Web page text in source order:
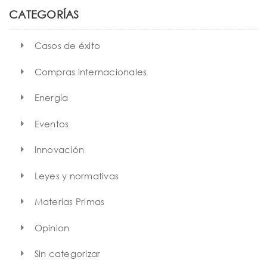
h
CATEGORÍAS
Casos de éxito
Compras internacionales
Energía
Eventos
Innovación
Leyes y normativas
Materias Primas
Opinion
Sin categorizar